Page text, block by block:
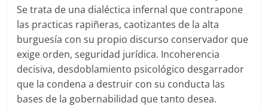
Se trata de una dialéctica infernal que contrapone
las practicas rapiñeras, caotizantes de la alta
burguesía con su propio discurso conservador que
exige orden, seguridad jurídica. Incoherencia
decisiva, desdoblamiento psicológico desgarrador
que la condena a destruir con su conducta las
bases de la gobernabilidad que tanto desea.